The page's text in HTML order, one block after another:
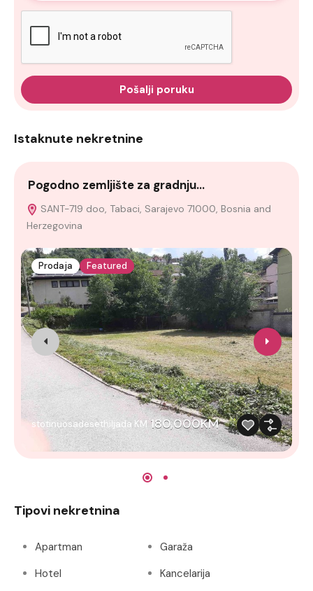
Pošalji poruku
Istaknute nekretnine
Pogodno zemljište za gradnju…
SANT-719 doo, Tabaci, Sarajevo 71000, Bosnia and
Herzegovina
Prodaja Featured
stotinuosadesethiljada KM 180,000KM
Tipovi nekretnina
Apartman
Garaža
Hotel
Kancelarija